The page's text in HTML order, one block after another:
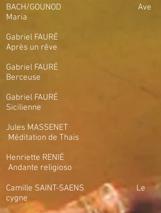
BACH/GOUNOD Ave
Maria
Gabriel FAURÉ
Après un rêve
Gabriel FAURÉ
Berceuse
Gabriel FAURÉ
Sicilienne
Jules MASSENET
Méditation de Thais
Henriette RENIÉ
Andante religioso
Camille SAINT-SAENS Le
cygne